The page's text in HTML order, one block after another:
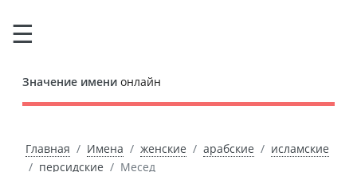
Значение имени онлайн
Главная Имена женские арабские
исламские
персидские
Месед